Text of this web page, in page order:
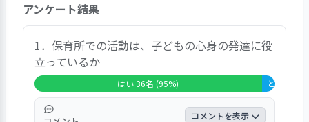
らともいえない」が２９％、「不満」が８％、
「大変不満」が３％、「無回答」が５％であり、
満足度は５５％だった。自由記述には、「子ども
が楽しく通っている」「先生が子どもの成長を考
えて保育をしてくれる」等の感謝の言葉に加え、
「感染症対策が厳しすぎる」「先生たちの共有が
あまりできていない」「お昼寝が長くて子どもが
アンケート結果
1．保育所での活動は、子どもの心身の発達に役
立っているか
はい 36名 (95%)
コメントを表示